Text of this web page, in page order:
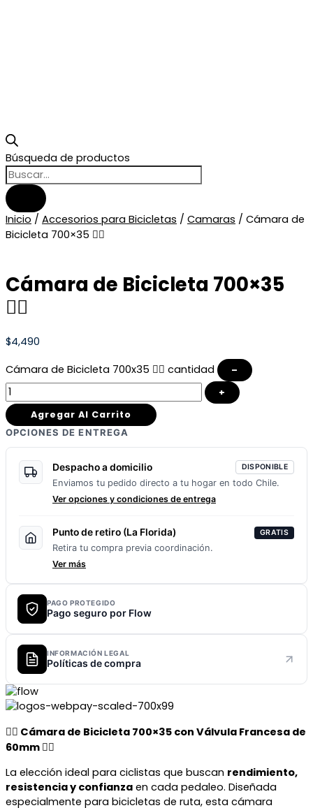
Búsqueda de productos
Inicio / Accesorios para Bicicletas / Camaras / Cámara de
Bicicleta 700×35 🚴‍♀️
Cámara de Bicicleta 700×35
🚴‍♀️
$4,490
Cámara de Bicicleta 700x35 🚴‍♀️ cantidad
–
+
Agregar Al Carrito
OPCIONES DE ENTREGA
Despacho a domicilio DISPONIBLE
Enviamos tu pedido directo a tu hogar en todo Chile.
Ver opciones y condiciones de entrega
Punto de retiro (La Florida) GRATIS
Retira tu compra previa coordinación.
Ver más
PAGO PROTEGIDO
Pago seguro por Flow
INFORMACIÓN LEGAL
Políticas de compra
🚴‍♂️ Cámara de Bicicleta 700×35 con Válvula Francesa de
60mm 🚴‍♀️
La elección ideal para ciclistas que buscan rendimiento,
resistencia y confianza en cada pedaleo. Diseñada
especialmente para bicicletas de ruta, esta cámara